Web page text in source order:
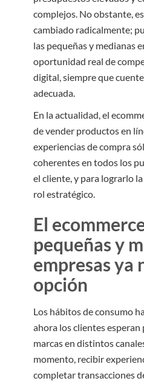
complejos. No obstante,
cambiado radicalmente;
las pequeñas y medianas
oportunidad real de
digital, siempre que
adecuada.
En la actualidad, el
de vender productos en
experiencias de compra
coherentes en todos los
el cliente, y para lograrlo
rol estratégico.
El
pequeñas y
empresas ya
opción
Los hábitos de consumo
ahora los clientes
marcas en distintos
momento, recibir
completar transacciones